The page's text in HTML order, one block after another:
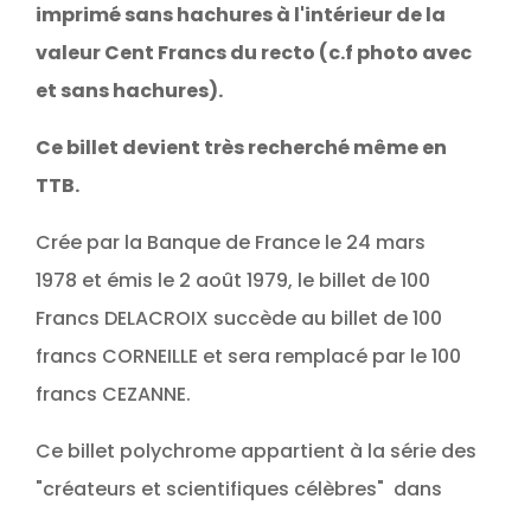
imprimé sans hachures à l'intérieur de la
valeur Cent Francs du recto (c.f photo avec
et sans hachures).
Ce billet devient très recherché même en
TTB.
Crée par la Banque de France le 24 mars
1978 et émis le 2 août 1979, le billet de 100
Francs DELACROIX succède au billet de100
francs CORNEILLE et sera remplacé par le 100
francs CEZANNE.
Ce billet polychrome appartient à la série des
"créateurs et scientifiques célèbres" dans